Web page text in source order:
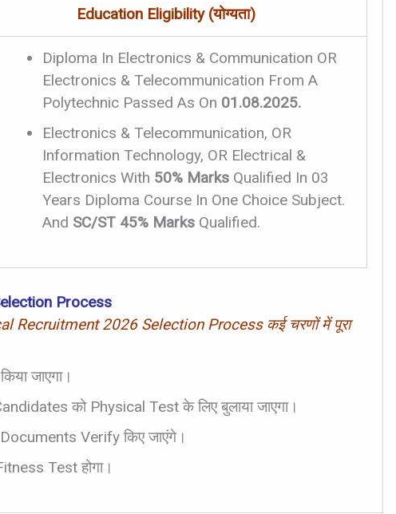
Education Eligibility (योग्यता)
Diploma In Electronics & Communication OR
Electronics & Telecommunication From A
Polytechnic Passed As On 01.08.2025.
Electronics & Telecommunication, OR
Information Technology, OR Electrical &
Electronics With 50% Marks Qualified In 03
Years Diploma Course In One Choice Subject.
And SC/ST 45% Marks Qualified.
Process
Recruitment 2026 Selection Process कई चरणों में पूरा
जाएगा।
को Physical Test के लिए बुलाया जाएगा।
Verify किए जाएंगे।
Test होगा।